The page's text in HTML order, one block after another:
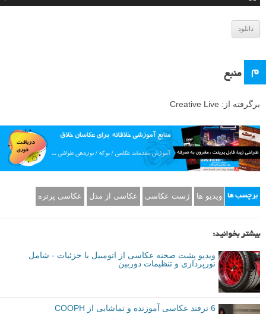
و دانلود
م منبع
برگرفته از: Creative Live
برچسب ها ویدیو ها ژست عکاسی عکاسی از مدل عکاسی پرتره
بیشتر بخوانید:
ویدیو پشت صحنه عکاسی از اتومبیل با جزئیات - شامل
نورپردازی و تنظیمات دوربین
6 ترفند عکاسی آموزنده و تماشایی از COOPH